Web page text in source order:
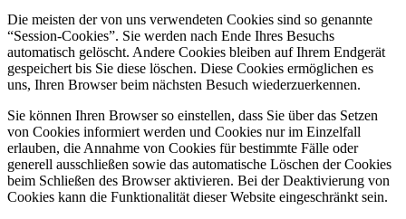
Die meisten der von uns verwendeten Cookies sind so genannte
“Session-Cookies”. Sie werden nach Ende Ihres Besuchs
automatisch gelöscht. Andere Cookies bleiben auf Ihrem Endgerät
gespeichert bis Sie diese löschen. Diese Cookies ermöglichen es
uns, Ihren Browser beim nächsten Besuch wiederzuerkennen.
Sie können Ihren Browser so einstellen, dass Sie über das Setzen
von Cookies informiert werden und Cookies nur im Einzelfall
erlauben, die Annahme von Cookies für bestimmte Fälle oder
generell ausschließen sowie das automatische Löschen der Cookies
beim Schließen des Browser aktivieren. Bei der Deaktivierung von
Cookies kann die Funktionalität dieser Website eingeschränkt sein.